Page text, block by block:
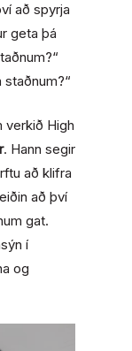
að spyrja
geta þá
staðnum?“
verkið High
. Hann segir
að klifra
að því
gat.
í
og